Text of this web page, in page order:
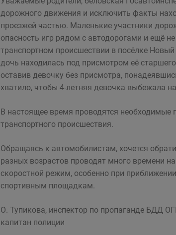
дорожного движения и исключить факты
проезжей частью. Маленькие участники
опасность игр рядом с автодорогами и ещё
транспортном происшествии в посёлке
дочь находилась под присмотром её
оставив девочку без присмотра,
хватило, чтобы 4-летняя девочка выбежала
В настоящее время проводятся необходимые
транспортного происшествия.
Обращаясь к автомобилистам, хочется
разных возрастов проводят много времени
скоростной режим, особенно при
спортивным площадкам.
О. Тупикова, инспектор по пропаганде БДД
капитан полиции